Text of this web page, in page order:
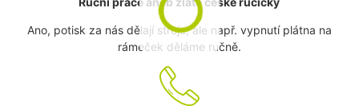
Ano, potisk za nás dělají stroje, ale např. vypnutí plátna na
rámeček děláme ručně.